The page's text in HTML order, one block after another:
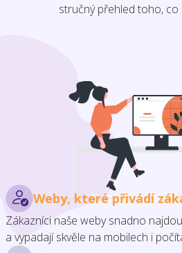
stručný přehled toho, co
Weby, které přivádí
Zákazníci naše weby snadno
a vypadají skvěle na mobilech i